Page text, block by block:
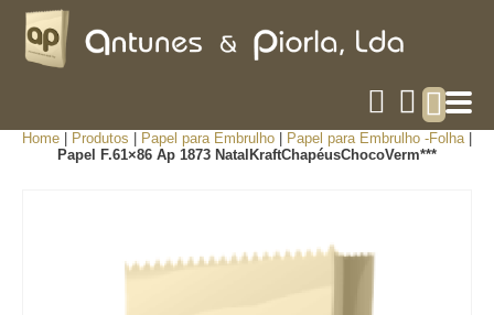
Home Produtos Papel para Embrulho Papel para Embrulho -Folha|
Papel F.61×86 Ap 1873 NatalKraftChapéusChocoVerm***